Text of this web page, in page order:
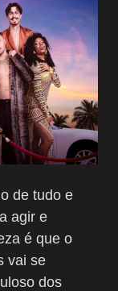
de tudo e
agir e
é que o
vai se
dos